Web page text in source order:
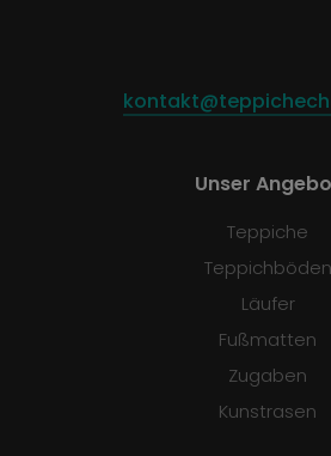
Unser
Teppiche
Teppichböden
Läufer
Fußmatten
Zugaben
Kunstrasen